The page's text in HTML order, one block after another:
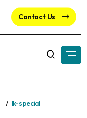
Contact Us
lk-special